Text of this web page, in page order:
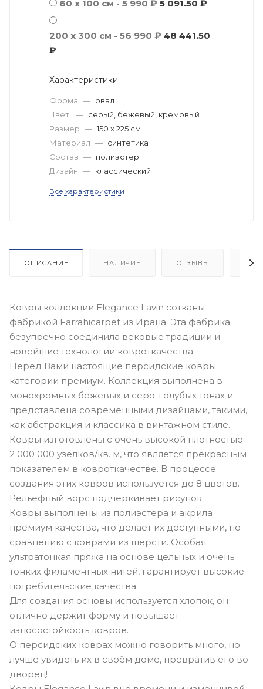
60 x 100 см - 5 990 ₽ 5 091.50 ₽
200 x 300 см - 56 990 ₽ 48 441.50
₽
Характеристики
Форма — овал
Цвет: — серый, бежевый, кремовый
Размер — 150 x 225 см
Материал — синтетика
Состав — полиэстер
Дизайн — классический
Все характеристики
ОПИСАНИЕ НАЛИЧИЕ ОТЗЫВЫ
Ковры коллекции Elegance Lavin сотканы
фабрикой Farrahicarpet из Ирана. Эта фабрика
безупречно соединила вековые традиции и
новейшие технологии ковроткачества.
Перед Вами настоящие персидские ковры
категории премиум. Коллекция выполнена в
монохромных бежевых и серо-голубых тонах и
представлена современными дизайнами, такими,
как абстракция и классика в винтажном стиле.
Ковры изготовлены с очень высокой плотностью -
2 000 000 узелков/кв. м, что является прекрасным
показателем в ковроткачестве. В процессе
создания этих ковров используется до 8 цветов.
Рельефный ворс подчёркивает рисунок.
Ковры выполнены из полиэстера и акрила
премиум качества, что делает их доступными, по
сравнению с коврами из шерсти. Особая
ультратонкая пряжа на основе цельных и очень
тонких филаментных нитей, гарантирует высокие
потребительские качества.
Для создания основы используется хлопок, он
отлично держит форму и повышает
износостойкость ковров.
О персидских коврах можно говорить много, но
лучше увидеть их в своём доме, превратив его во
дворец!